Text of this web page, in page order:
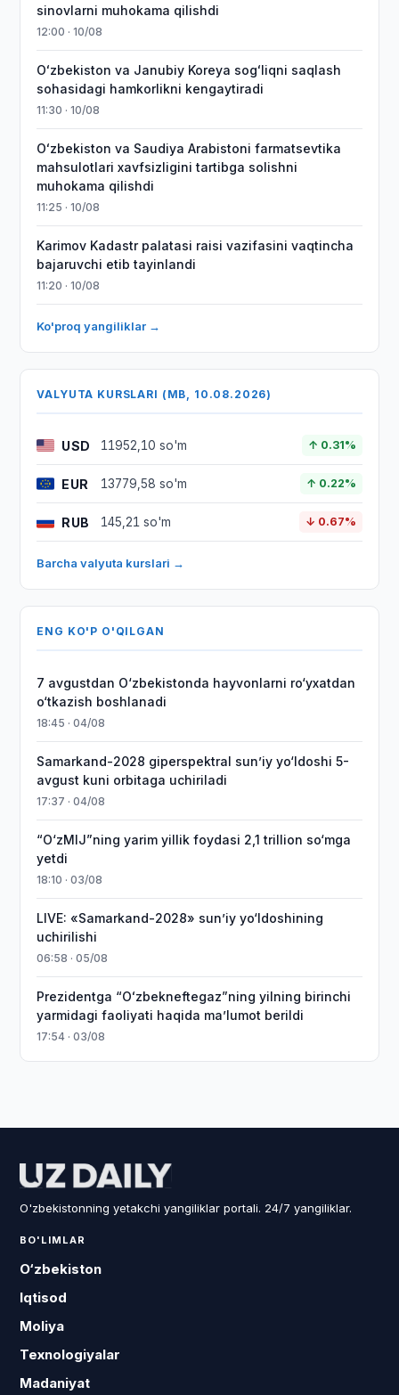
sinovlarni muhokama qilishdi
12:00 · 10/08
Oʻzbekiston va Janubiy Koreya sogʻliqni saqlash
sohasidagi hamkorlikni kengaytiradi
11:30 · 10/08
Oʻzbekiston va Saudiya Arabistoni farmatsevtika
mahsulotlari xavfsizligini tartibga solishni
muhokama qilishdi
11:25 · 10/08
Karimov Kadastr palatasi raisi vazifasini vaqtincha
bajaruvchi etib tayinlandi
11:20 · 10/08
Ko'proq yangiliklar →
VALYUTA KURSLARI (MB, 10.08.2026)
USD 11952,10 so'm ↑ 0.31%
EUR 13779,58 so'm ↑ 0.22%
RUB 145,21 so'm ↓ 0.67%
Barcha valyuta kurslari →
ENG KO'P O'QILGAN
7 avgustdan O‘zbekistonda hayvonlarni ro‘yxatdan
o‘tkazish boshlanadi
18:45 · 04/08
Samarkand-2028 giperspektral sun’iy yo‘ldoshi 5-
avgust kuni orbitaga uchiriladi
17:37 · 04/08
“O‘zMIJ”ning yarim yillik foydasi 2,1 trillion so‘mga
yetdi
18:10 · 03/08
LIVE: «Samarkand-2028» sun’iy yo‘ldoshining
uchirilishi
06:58 · 05/08
Prezidentga “Oʻzbekneftegaz”ning yilning birinchi
yarmidagi faoliyati haqida maʼlumot berildi
17:54 · 03/08
O'zbekistonning yetakchi yangiliklar portali. 24/7 yangiliklar.
BO'LIMLAR
O‘zbekiston
Iqtisod
Moliya
Texnologiyalar
Madaniyat